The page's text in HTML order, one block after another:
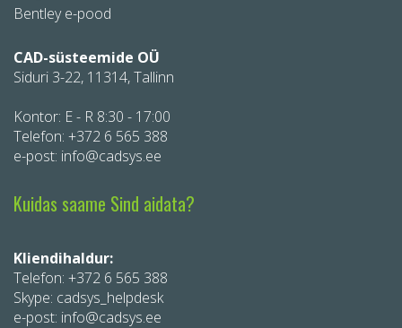
Bentley e-pood
CAD-süsteemide OÜ
Siduri 3-22, 11314, Tallinn
Kontor: E - R 8:30 - 17:00
Telefon: +372 6 565 388
e-post: info@cadsys.ee
Kuidas saame Sind aidata?
Kliendihaldur:
Telefon: +372 6 565 388
Skype: cadsys_helpdesk
e-post: info@cadsys.ee